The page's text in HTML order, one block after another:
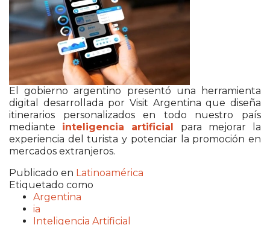
El gobierno argentino presentó una herramienta
digital desarrollada por Visit Argentina que diseña
itinerarios personalizados en todo nuestro país
mediante inteligencia artificial para mejorar la
experiencia del turista y potenciar la promoción en
mercados extranjeros.
Publicado en Latinoamérica
Etiquetado como
Argentina
ia
Inteligencia Artificial